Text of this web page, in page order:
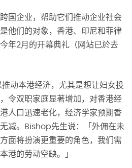
国企业，帮助它们推动企业社会
他们的对象，香港、印尼和菲律
年2月的开幕典礼（网站已於去
动本港经济，尤其是想让妇女投
令双职家庭显著增加，对香港经
人口迅速老化，经济学家预期香
减。Bishop先生说：「外佣在未
面将扮演更重要的角色，我们需
港的劳动空缺。」